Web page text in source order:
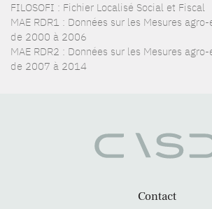
FILOSOFI : Fichier Localisé Social et Fiscal
MAE RDR1 : Données sur les Mesures
de 2000 à 2006
MAE RDR2 : Données sur les Mesures
de 2007 à 2014
Contact